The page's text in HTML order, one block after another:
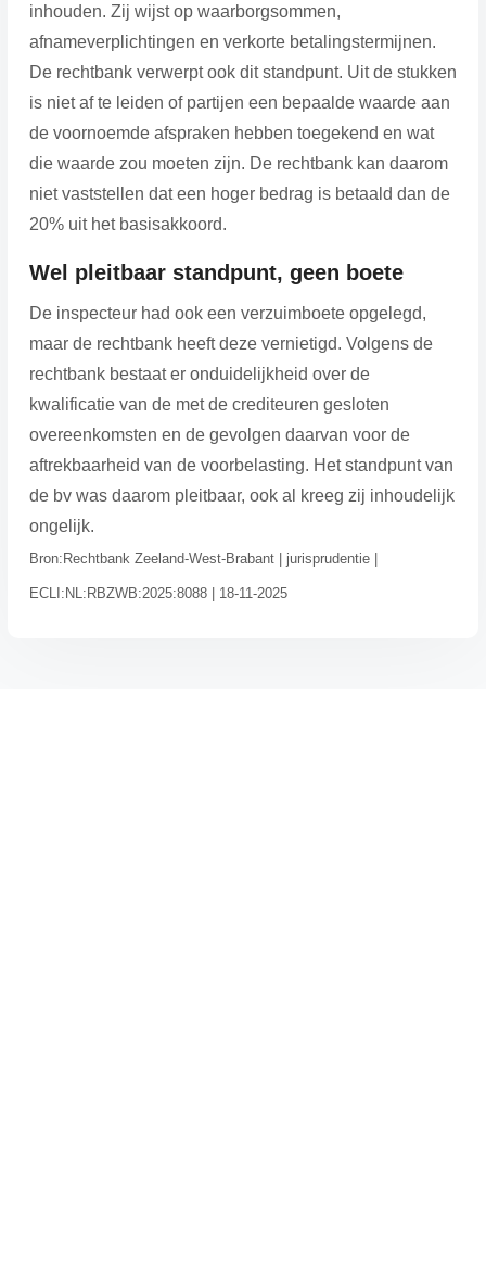
inhouden. Zij wijst op waarborgsommen,
afnameverplichtingen en verkorte betalingstermijnen.
De rechtbank verwerpt ook dit standpunt. Uit de stukken
is niet af te leiden of partijen een bepaalde waarde aan
de voornoemde afspraken hebben toegekend en wat
die waarde zou moeten zijn. De rechtbank kan daarom
niet vaststellen dat een hoger bedrag is betaald dan de
20% uit het basisakkoord.
Wel pleitbaar standpunt, geen boete
De inspecteur had ook een verzuimboete opgelegd,
maar de rechtbank heeft deze vernietigd. Volgens de
rechtbank bestaat er onduidelijkheid over de
kwalificatie van de met de crediteuren gesloten
overeenkomsten en de gevolgen daarvan voor de
aftrekbaarheid van de voorbelasting. Het standpunt van
de bv was daarom pleitbaar, ook al kreeg zij inhoudelijk
ongelijk.
Bron:Rechtbank Zeeland-West-Brabant | jurisprudentie |
ECLI:NL:RBZWB:2025:8088 | 18-11-2025